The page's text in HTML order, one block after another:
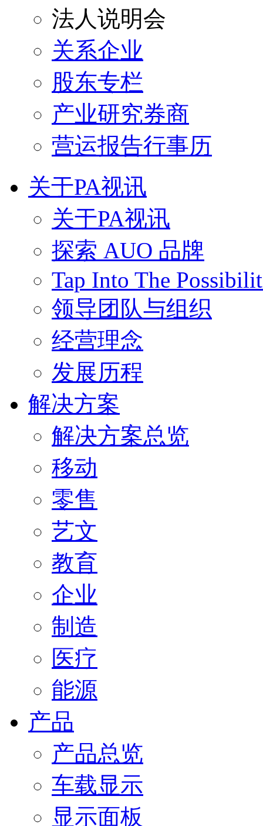
法人说明会
关系企业
股东专栏
产业研究券商
营运报告行事历
关于PA视讯
关于PA视讯
探索 AUO 品牌
Tap Into The
领导团队与组织
经营理念
发展历程
解决方案
解决方案总览
移动
零售
艺文
教育
企业
制造
医疗
能源
产品
产品总览
车载显示
显示面板